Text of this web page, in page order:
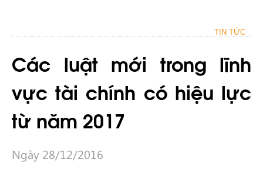
TIN TỨC
Các luật mới trong lĩnh
vực tài chính có hiệu lực
từ năm 2017
Ngày 28/12/2016